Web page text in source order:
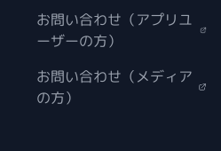
お問い合わせ（アプリユ
ーザーの方）
お問い合わせ（メディア
の方）